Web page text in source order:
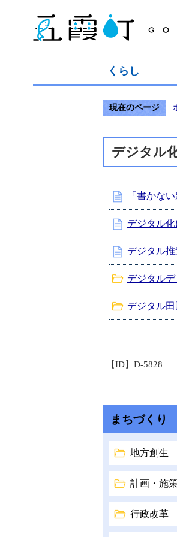
くらし
現在のページ
デジタル
「書かな
デジタル
デジタル
デジタル
デジタル
【ID】 D-5828
まちづくり
地方創生
計画・施
行政改革